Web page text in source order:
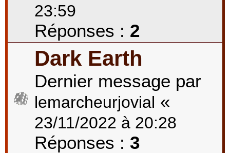
23:59
Réponses : 2
Dark Earth
Dernier message par
lemarcheurjovial «
23/11/2022 à 20:28
Réponses : 3